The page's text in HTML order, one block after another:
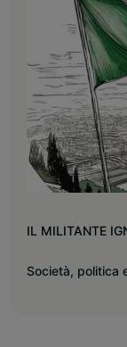
IL MILITANTE
Società, politica